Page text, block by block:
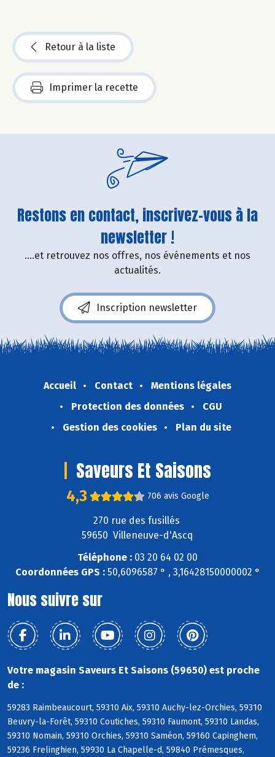
Retour à la liste
Imprimer la recette
Restons en contact, inscrivez-vous à la
newsletter !
....et retrouvez nos offres, nos événements et nos
actualités.
Inscription newsletter
Accueil Contact
Mentions légales
Protection des données
CGU
Gestion des cookies
Plan du site
Saveurs Et Saisons
4,3 706 avis Google
270 rue des fusillés
59650 Villeneuve-d'Ascq
Téléphone : 03 20 64 02 00
Coordonnées GPS :50,6096587 ° , 3,16428150000002 °
Nous suivre sur
Votre magasin Saveurs Et Saisons (59650) est proche
de :
59283 Raimbeaucourt, 59310 Aix, 59310 Auchy-lez-Orchies, 59310
Beuvry-la-Forêt, 59310 Coutiches, 59310 Faumont, 59310 Landas,
59310 Nomain, 59310 Orchies, 59310 Saméon, 59160 Capinghem,
59236 Frelinghien, 59930 La Chapelle-d, 59840 Prémesques,